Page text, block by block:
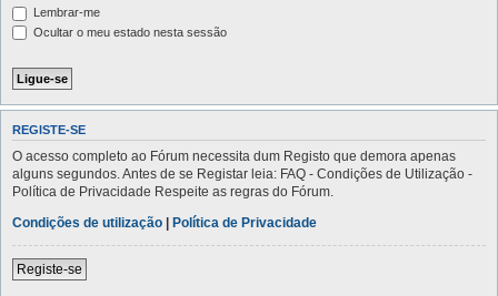
Lembrar-me
Ocultar o meu estado nesta sessão
REGISTE-SE
O acesso completo ao Fórum necessita dum Registo que demora apenas
alguns segundos. Antes de se Registar leia: FAQ - Condições de Utilização -
Política de Privacidade Respeite as regras do Fórum.
Condições de utilização | Política de Privacidade
Registe-se